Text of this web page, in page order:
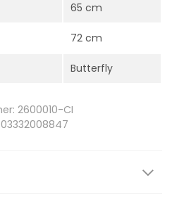
65 cm
72 cm
Butterfly
2600010-CI